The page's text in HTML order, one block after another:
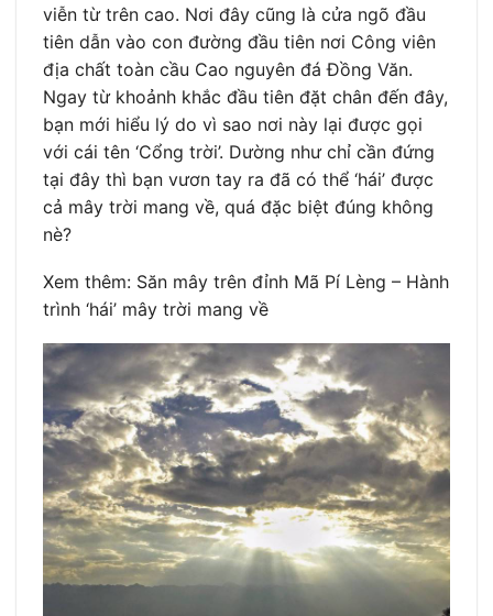
viễn từ trên cao. Nơi đây cũng là cửa ngõ đầu
tiên dẫn vào con đường đầu tiên nơi Công viên
địa chất toàn cầu Cao nguyên đá Đồng Văn.
Ngay từ khoảnh khắc đầu tiên đặt chân đến đây,
bạn mới hiểu lý do vì sao nơi này lại được gọi
với cái tên ‘Cổng trời’. Dường như chỉ cần đứng
tại đây thì bạn vươn tay ra đã có thể ‘hái’ được
cả mây trời mang về, quá đặc biệt đúng không
nè?
Xem thêm: Săn mây trên đỉnh Mã Pí Lèng – Hành
trình ‘hái’ mây trời mang về